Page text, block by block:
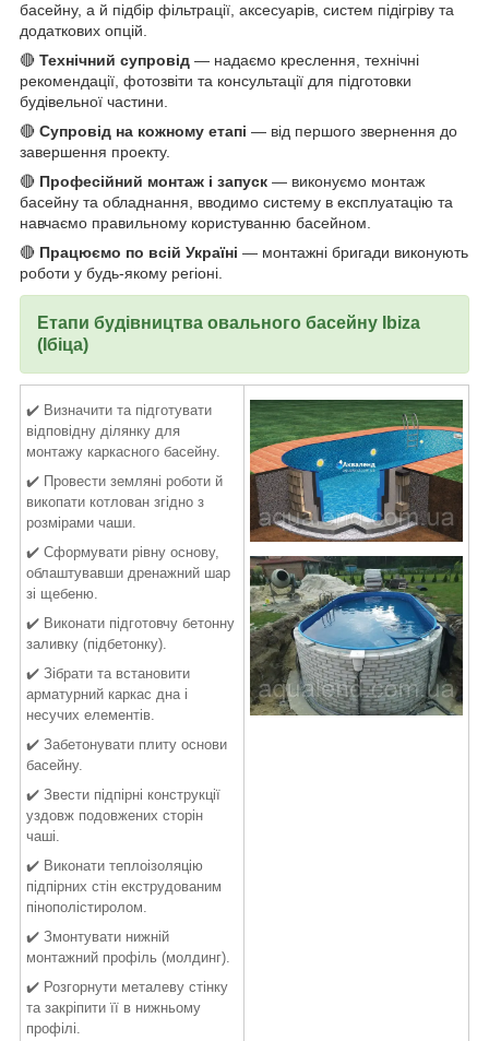
басейну, а й підбір фільтрації, аксесуарів, систем підігріву та
додаткових опцій.
🔴 Технічний супровід — надаємо креслення, технічні
рекомендації, фотозвіти та консультації для підготовки
будівельної частини.
🔴 Супровід на кожному етапі — від першого звернення до
завершення проекту.
🔴 Професійний монтаж і запуск — виконуємо монтаж
басейну та обладнання, вводимо систему в експлуатацію та
навчаємо правильному користуванню басейном.
🔴 Працюємо по всій Україні — монтажні бригади виконують
роботи у будь-якому регіоні.
Етапи будівництва овального басейну
Ibiza
(Ібіца)
✔️ Визначити та підготувати
відповідну ділянку для
монтажу каркасного басейну.
✔️ Провести земляні роботи й
викопати котлован згідно з
розмірами чаши.
✔️ Сформувати рівну основу,
облаштувавши дренажний шар
зі щебеню.
✔️ Виконати підготовчу бетонну
заливку (підбетонку).
✔️ Зібрати та встановити
арматурний каркас дна і
несучих елементів.
✔️ Забетонувати плиту основи
басейну.
✔️ Звести підпірні конструкції
уздовж подовжених сторін
чаші.
✔️ Виконати теплоізоляцію
підпірних стін екструдованим
пінополістиролом.
✔️ Змонтувати нижній
монтажний профіль (молдинг).
✔️ Розгорнути металеву стінку
та закріпити її в нижньому
профілі.